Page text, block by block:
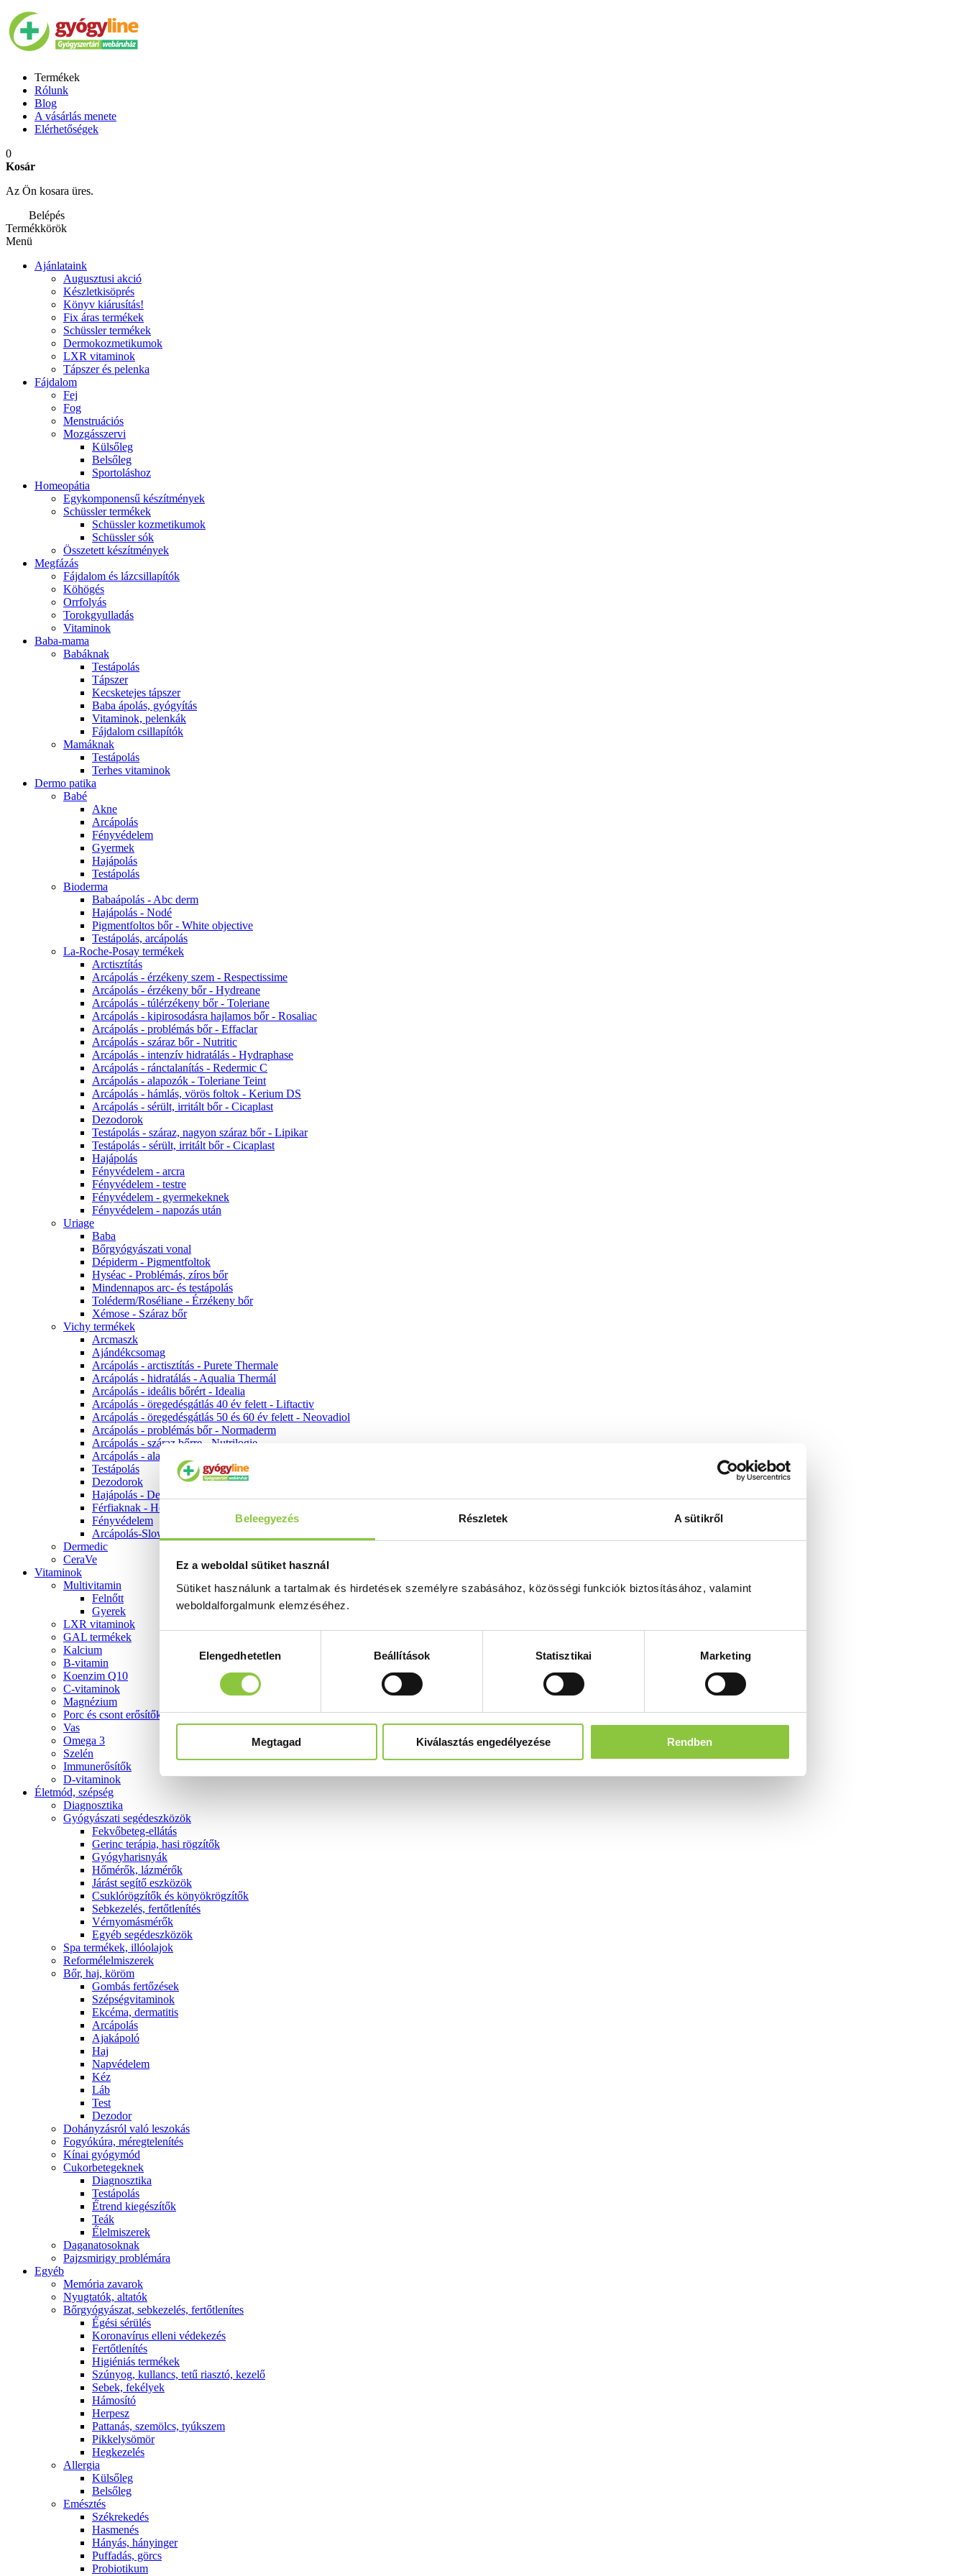
Beleegyezés Részletek A sütikről
Ez a weboldal sütiket használ
Sütiket használunk a tartalmak és hirdetések személyre szabásához, közösségi funkciók biztosításához, valamint
weboldalforgalmunk elemzéséhez.
kiválasztásaElengedhetetlen Beállítások Statisztikai Marketing
Megtagad Kiválasztás engedélyezése Rendben
Termékek
Rólunk
Blog
A vásárlás menete
Elérhetőségek
0
Kosár
Az Ön kosara üres.
Belépés
Termékkörök
Menü
Ajánlataink
Augusztusi akció
Készletkisöprés
Könyv kiárusítás!
Fix áras termékek
Schüssler termékek
Dermokozmetikumok
LXR vitaminok
Tápszer és pelenka
Fájdalom
Fej
Fog
Menstruációs
Mozgásszervi
Külsőleg
Belsőleg
Sportoláshoz
Homeopátia
Egykomponensű készítmények
Schüssler termékek
Schüssler kozmetikumok
Schüssler sók
Összetett készítmények
Megfázás
Fájdalom és lázcsillapítók
Köhögés
Orrfolyás
Torokgyulladás
Vitaminok
Baba-mama
Babáknak
Testápolás
Tápszer
Kecsketejes tápszer
Baba ápolás, gyógyítás
Vitaminok, pelenkák
Fájdalom csillapítók
Mamáknak
Testápolás
Terhes vitaminok
Dermo patika
Babé
Akne
Arcápolás
Fényvédelem
Gyermek
Hajápolás
Testápolás
Bioderma
Babaápolás - Abc derm
Hajápolás - Nodé
Pigmentfoltos bőr - White objective
Testápolás, arcápolás
La-Roche-Posay termékek
Arctisztítás
Arcápolás - érzékeny szem - Respectissime
Arcápolás - érzékeny bőr - Hydreane
Arcápolás - túlérzékeny bőr - Toleriane
Arcápolás - kipirosodásra hajlamos bőr - Rosaliac
Arcápolás - problémás bőr - Effaclar
Arcápolás - száraz bőr - Nutritic
Arcápolás - intenzív hidratálás - Hydraphase
Arcápolás - ránctalanítás - Redermic C
Arcápolás - alapozók - Toleriane Teint
Arcápolás - hámlás, vörös foltok - Kerium DS
Arcápolás - sérült, irritált bőr - Cicaplast
Dezodorok
Testápolás - száraz, nagyon száraz bőr - Lipikar
Testápolás - sérült, irritált bőr - Cicaplast
Hajápolás
Fényvédelem - arcra
Fényvédelem - testre
Fényvédelem - gyermekeknek
Fényvédelem - napozás után
Uriage
Baba
Bőrgyógyászati vonal
Dépiderm - Pigmentfoltok
Hyséac - Problémás, zíros bőr
Mindennapos arc- és testápolás
Toléderm/Roséliane - Érzékeny bőr
Xémose - Száraz bőr
Vichy termékek
Arcmaszk
Ajándékcsomag
Arcápolás - arctisztítás - Purete Thermale
Arcápolás - hidratálás - Aqualia Thermál
Arcápolás - ideális bőrért - Idealia
Arcápolás - öregedésgátlás 40 év felett - Liftactiv
Arcápolás - öregedésgátlás 50 és 60 év felett - Neovadiol
Arcápolás - problémás bőr - Normaderm
Arcápolás - száraz bőrre - Nutrilogie
Arcápolás - alapozók
Testápolás
Dezodorok
Hajápolás - Dercos
Férfiaknak - Homme
Fényvédelem
Arcápolás-Slow Age
Dermedic
CeraVe
Vitaminok
Multivitamin
Felnőtt
Gyerek
LXR vitaminok
GAL termékek
Kalcium
B-vitamin
Koenzim Q10
C-vitaminok
Magnézium
Porc és csont erősítők
Vas
Omega 3
Szelén
Immunerősítők
D-vitaminok
Életmód, szépség
Diagnosztika
Gyógyászati segédeszközök
Fekvőbeteg-ellátás
Gerinc terápia, hasi rögzítők
Gyógyharisnyák
Hőmérők, lázmérők
Járást segítő eszközök
Csuklórögzítők és könyökrögzítők
Sebkezelés, fertőtlenítés
Vérnyomásmérők
Egyéb segédeszközök
Spa termékek, illóolajok
Reformélelmiszerek
Bőr, haj, köröm
Gombás fertőzések
Szépségvitaminok
Ekcéma, dermatitis
Arcápolás
Ajakápoló
Haj
Napvédelem
Kéz
Láb
Test
Dezodor
Dohányzásról való leszokás
Fogyókúra, méregtelenítés
Kínai gyógymód
Cukorbetegeknek
Diagnosztika
Testápolás
É́trend kiegészítők
Teák
É́lelmiszerek
Daganatosoknak
Pajzsmirigy problémára
Egyéb
Memória zavarok
Nyugtatók, altatók
Bőrgyógyászat, sebkezelés, fertőtlenítes
É́gési sérülés
Koronavírus elleni védekezés
Fertőtlenítés
Higiéniás termékek
Szúnyog, kullancs, tetű riasztó, kezelő
Sebek, fekélyek
Hámosító
Herpesz
Pattanás, szemölcs, tyúkszem
Pikkelysömör
Hegkezelés
Allergia
Külsőleg
Belsőleg
Emésztés
Székrekedés
Hasmenés
Hányás, hányinger
Puffadás, görcs
Probiotikum